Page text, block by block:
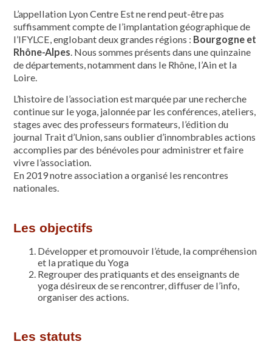
L’appellation Lyon Centre Est ne rend peut-être pas
suffisamment compte de l’implantation géographique de
l’IFYLCE, englobant deux grandes régions : Bourgogne et
Rhône-Alpes. Nous sommes présents dans une quinzaine
de départements, notamment dans le Rhône, l’Ain et la
Loire.
L’histoire de l’association est marquée par une recherche
continue sur le yoga, jalonnée par les conférences, ateliers,
stages avec des professeurs formateurs, l’édition du
journal Trait d’Union, sans oublier d’innombrables actions
accomplies par des bénévoles pour administrer et faire
vivre l’association.
En 2019 notre association a organisé les rencontres
nationales.
Les objectifs
Développer et promouvoir l’étude, la compréhension
et la pratique du Yoga
Regrouper des pratiquants et des enseignants de
yoga désireux de se rencontrer, diffuser de l’info,
organiser des actions.
Les statuts